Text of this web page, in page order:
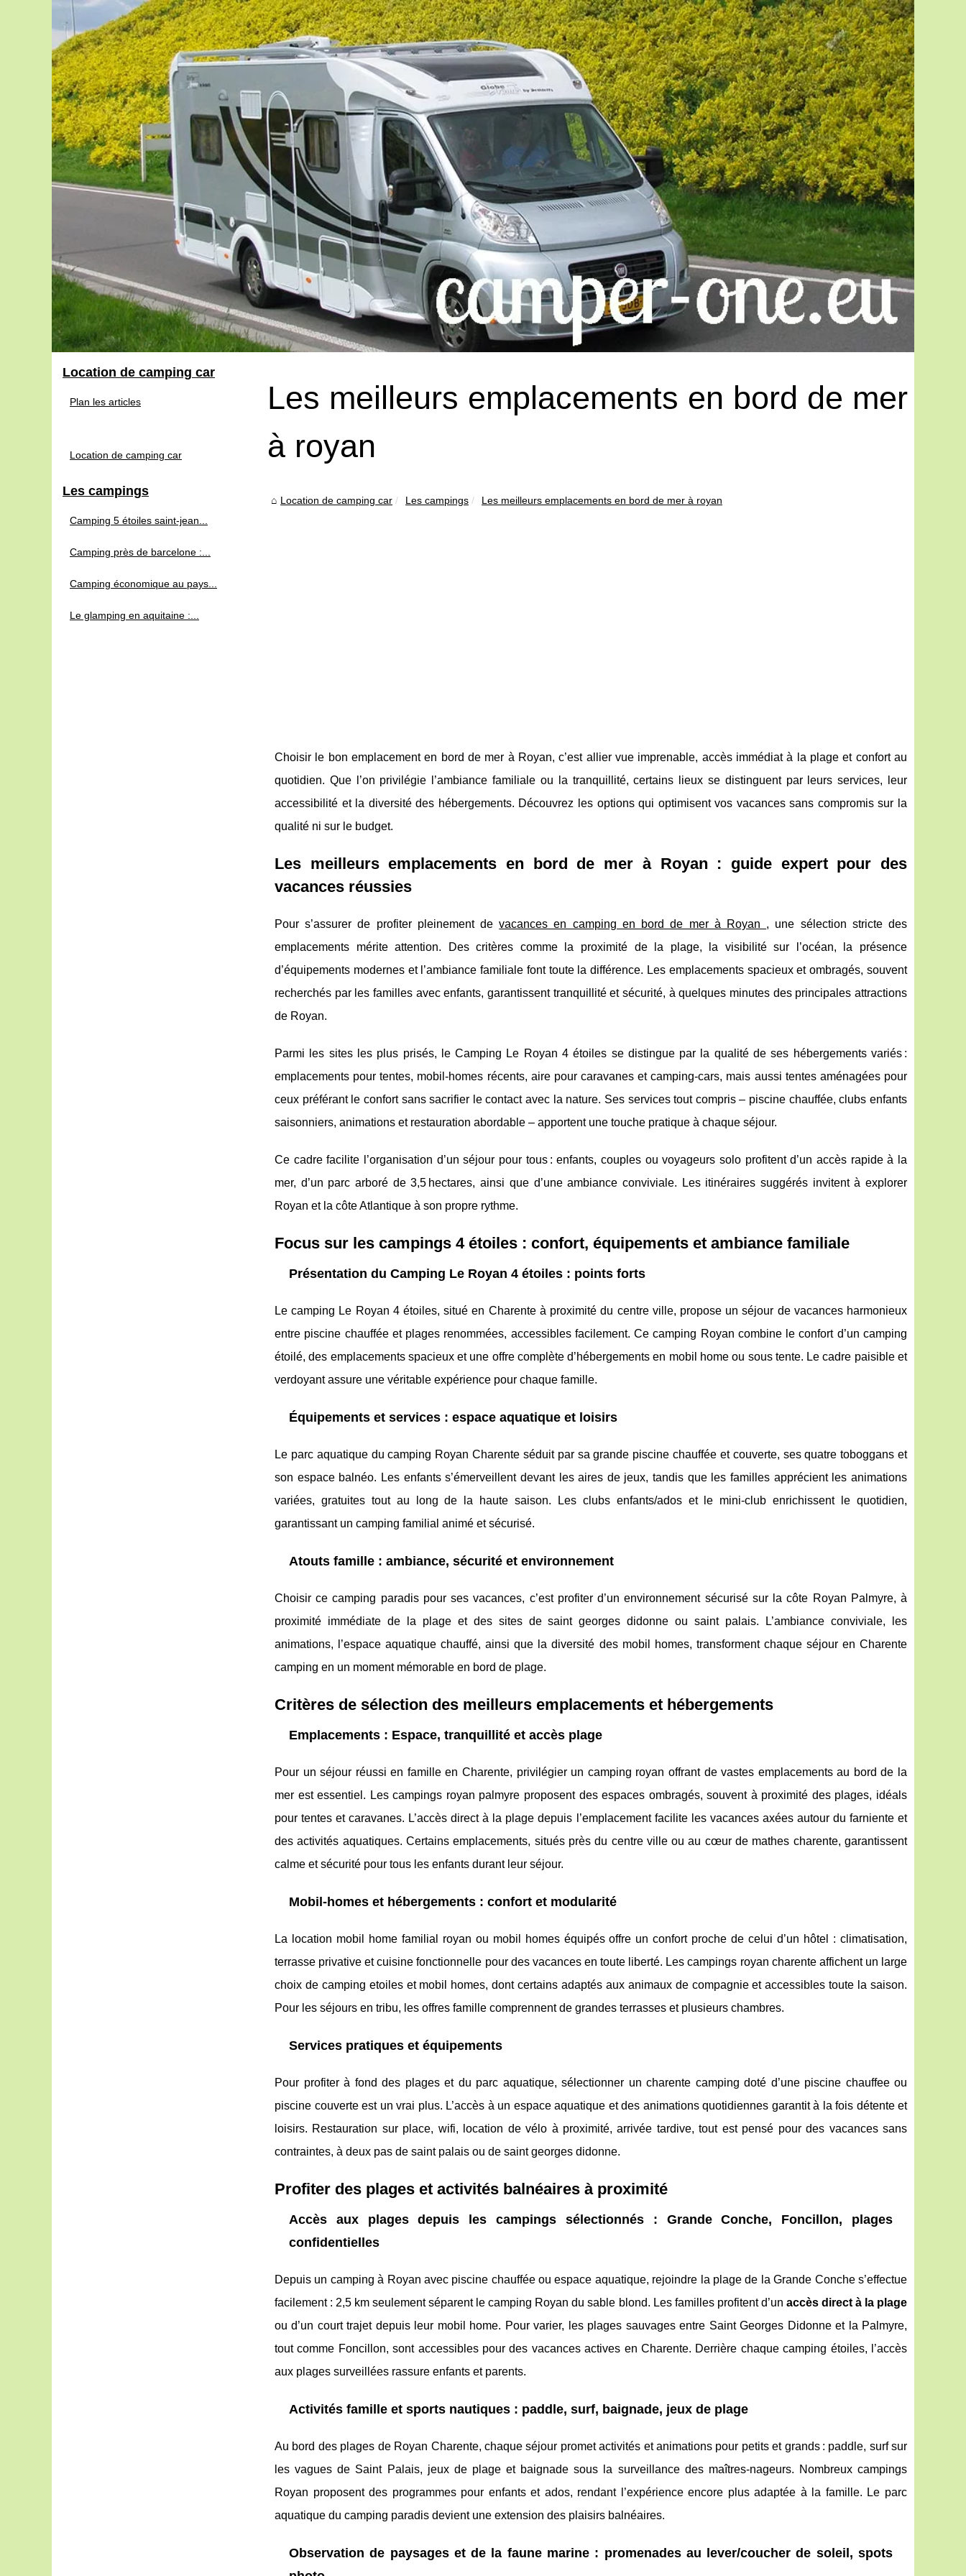
Les meilleurs emplacements en bord de mer
à royan
Location de camping car Les campings Les meilleurs emplacements en bord de mer à royan
Choisir le bon emplacement en bord de mer à Royan, c’est allier vue imprenable, accès immédiat à la plage et confort au
quotidien. Que l’on privilégie l’ambiance familiale ou la tranquillité, certains lieux se distinguent par leurs services, leur
accessibilité et la diversité des hébergements. Découvrez les options qui optimisent vos vacances sans compromis sur la
qualité ni sur le budget.
Les meilleurs emplacements en bord de mer à Royan : guide expert pour des
vacances réussies
Pour s’assurer de profiter pleinement devacances en camping en bord de mer à Royan , une sélection stricte des
emplacements mérite attention. Des critères comme la proximité de la plage, la visibilité sur l’océan, la présence
d’équipements modernes et l’ambiance familiale font toute la différence. Les emplacements spacieux et ombragés, souvent
recherchés par les familles avec enfants, garantissent tranquillité et sécurité, à quelques minutes des principales attractions
de Royan.
Parmi les sites les plus prisés, le Camping Le Royan 4 étoiles se distingue par la qualité de ses hébergements variés :
emplacements pour tentes, mobil-homes récents, aire pour caravanes et camping-cars, mais aussi tentes aménagées pour
ceux préférant le confort sans sacrifier le contact avec la nature. Ses services tout compris – piscine chauffée, clubs enfants
saisonniers, animations et restauration abordable – apportent une touche pratique à chaque séjour.
Ce cadre facilite l’organisation d’un séjour pour tous : enfants, couples ou voyageurs solo profitent d’un accès rapide à la
mer, d’un parc arboré de 3,5 hectares, ainsi que d’une ambiance conviviale. Les itinéraires suggérés invitent à explorer
Royan et la côte Atlantique à son propre rythme.
Focus sur les campings 4 étoiles : confort, équipements et ambiance familiale
Présentation du Camping Le Royan 4 étoiles : points forts
Le camping Le Royan 4 étoiles, situé en Charente à proximité du centre ville, propose un séjour de vacances harmonieux
entre piscine chauffée et plages renommées, accessibles facilement. Ce camping Royan combine le confort d’un camping
étoilé, des emplacements spacieux et une offre complète d’hébergements en mobil home ou sous tente. Le cadre paisible et
verdoyant assure une véritable expérience pour chaque famille.
Équipements et services : espace aquatique et loisirs
Le parc aquatique du camping Royan Charente séduit par sa grande piscine chauffée et couverte, ses quatre toboggans et
son espace balnéo. Les enfants s’émerveillent devant les aires de jeux, tandis que les familles apprécient les animations
variées, gratuites tout au long de la haute saison. Les clubs enfants/ados et le mini-club enrichissent le quotidien,
garantissant un camping familial animé et sécurisé.
Atouts famille : ambiance, sécurité et environnement
Choisir ce camping paradis pour ses vacances, c’est profiter d’un environnement sécurisé sur la côte Royan Palmyre, à
proximité immédiate de la plage et des sites de saint georges didonne ou saint palais. L’ambiance conviviale, les
animations, l’espace aquatique chauffé, ainsi que la diversité des mobil homes, transforment chaque séjour en Charente
camping en un moment mémorable en bord de plage.
Critères de sélection des meilleurs emplacements et hébergements
Emplacements : Espace, tranquillité et accès plage
Pour un séjour réussi en famille en Charente, privilégier un camping royan offrant de vastes emplacements au bord de la
mer est essentiel. Les campings royan palmyre proposent des espaces ombragés, souvent à proximité des plages, idéals
pour tentes et caravanes. L’accès direct à la plage depuis l’emplacement facilite les vacances axées autour du farniente et
des activités aquatiques. Certains emplacements, situés près du centre ville ou au cœur de mathes charente, garantissent
calme et sécurité pour tous les enfants durant leur séjour.
Mobil-homes et hébergements : confort et modularité
La location mobil home familial royan ou mobil homes équipés offre un confort proche de celui d’un hôtel : climatisation,
terrasse privative et cuisine fonctionnelle pour des vacances en toute liberté. Les campings royan charente affichent un large
choix de camping etoiles et mobil homes, dont certains adaptés aux animaux de compagnie et accessibles toute la saison.
Pour les séjours en tribu, les offres famille comprennent de grandes terrasses et plusieurs chambres.
Services pratiques et équipements
Pour profiter à fond des plages et du parc aquatique, sélectionner un charente camping doté d’une piscine chauffee ou
piscine couverte est un vrai plus. L’accès à un espace aquatique et des animations quotidiennes garantit à la fois détente et
loisirs. Restauration sur place, wifi, location de vélo à proximité, arrivée tardive, tout est pensé pour des vacances sans
contraintes, à deux pas de saint palais ou de saint georges didonne.
Profiter des plages et activités balnéaires à proximité
Accès aux plages depuis les campings sélectionnés : Grande Conche, Foncillon, plages
confidentielles
Depuis un camping à Royan avec piscine chauffée ou espace aquatique, rejoindre la plage de la Grande Conche s’effectue
facilement : 2,5 km seulement séparent le camping Royan du sable blond. Les familles profitent d’un accès direct à la plage
ou d’un court trajet depuis leur mobil home. Pour varier, les plages sauvages entre Saint Georges Didonne et la Palmyre,
tout comme Foncillon, sont accessibles pour des vacances actives en Charente. Derrière chaque camping étoiles, l’accès
aux plages surveillées rassure enfants et parents.
Activités famille et sports nautiques : paddle, surf, baignade, jeux de plage
Au bord des plages de Royan Charente, chaque séjour promet activités et animations pour petits et grands : paddle, surf sur
les vagues de Saint Palais, jeux de plage et baignade sous la surveillance des maîtres-nageurs. Nombreux campings
Royan proposent des programmes pour enfants et ados, rendant l’expérience encore plus adaptée à la famille. Le parc
aquatique du camping paradis devient une extension des plaisirs balnéaires.
Observation de paysages et de la faune marine : promenades au lever/coucher de soleil, spots
Location de camping car
Plan les articles
Location de camping car
Les campings
Camping 5 étoiles saint-jean...
Camping près de barcelone :...
Camping économique au pays...
Le glamping en aquitaine :...